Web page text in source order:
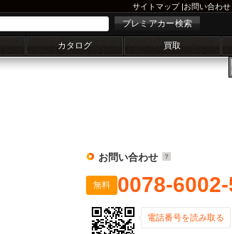
サイトマップ|お問い合わせ
プレミアカー検索
カタログ 買取
お問い合わせ
無料 0078-
電話番号を読み取る